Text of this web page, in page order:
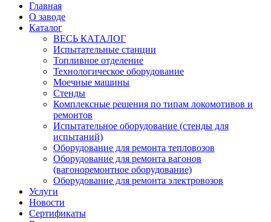
Главная
О заводе
Каталог
ВЕСЬ КАТАЛОГ
Испытательные станции
Топливное отделение
Технологическое оборудование
Моечные машины
Стенды
Комплексные решения по типам локомотивов и
ремонтов
Испытательное оборудование (стенды для
испытаний)
Оборудование для ремонта тепловозов
Оборудование для ремонта вагонов
(вагоноремонтное оборудование)
Оборудование для ремонта электровозов
Услуги
Новости
Сертификаты